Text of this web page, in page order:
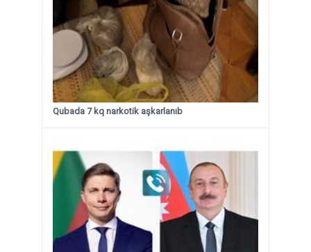
Qubada 7 kq narkotik aşkarlanıb